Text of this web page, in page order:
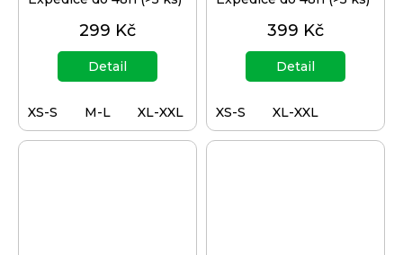
299 Kč
Detail
XS-S M-L XL-XXL
399 Kč
Detail
XS-S XL-XXL